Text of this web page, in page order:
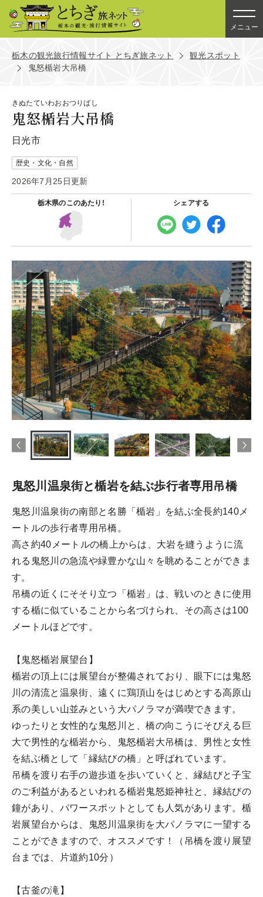
メニュー
栃木の観光旅行情報サイト とちぎ旅ネット
観光スポット
鬼怒楯岩大吊橋
きぬたていわおおつりばし
鬼怒楯岩大吊橋
日光市
歴史・文化・自然
2026年7月25日更新
栃木県のこのあたり! シェアする
鬼怒川温泉街と楯岩を結ぶ歩行者専用吊橋
鬼怒川温泉街の南部と名勝「楯岩」を結ぶ全長約140メ
ートルの歩行者専用吊橋。
高さ約40メートルの橋上からは、大岩を縫うように流
れる鬼怒川の急流や緑豊かな山々を眺めることができま
す。
吊橋の近くにそそり立つ「楯岩」は、戦いのときに使用
する楯に似ていることから名づけられ、その高さは100
メートルほどです。
【鬼怒楯岩展望台】
楯岩の頂上には展望台が整備されており、眼下には鬼怒
川の清流と温泉街、遠くに鶏頂山をはじめとする高原山
系の美しい山並みという大パノラマが満喫できます。
ゆったりと女性的な鬼怒川と、橋の向こうにそびえる巨
大で男性的な楯岩から、鬼怒楯岩大吊橋は、男性と女性
を結ぶ橋として「縁結びの橋」と呼ばれています。
吊橋を渡り右手の遊歩道を歩いていくと、縁結びと子宝
のご利益があるといわれる楯岩鬼怒姫神社と、縁結びの
鐘があり、パワースポットとしても人気があります。楯
岩展望台からは、鬼怒川温泉街を大パノラマに一望する
ことができますので、オススメです！（吊橋を渡り展望
台までは、片道約10分）
【古釜の滝】